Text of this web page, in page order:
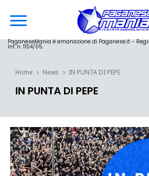
PaganeseMania è emanazione di Paganese.it -
Inf. n. 1154/05.
Home News IN PUNTA DI PEPE
IN PUNTA DI PEPE